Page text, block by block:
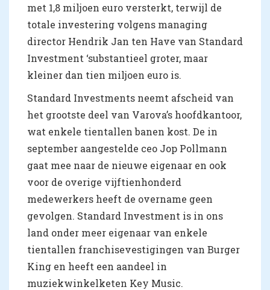
met 1,8 miljoen euro versterkt, terwijl de
totale investering volgens managing
director Hendrik Jan ten Have van Standard
Investment ‘substantieel groter, maar
kleiner dan tien miljoen euro is.
Standard Investments neemt afscheid van
het grootste deel van Varova’s hoofdkantoor,
wat enkele tientallen banen kost. De in
september aangestelde ceo Jop Pollmann
gaat mee naar de nieuwe eigenaar en ook
voor de overige vijftienhonderd
medewerkers heeft de overname geen
gevolgen. Standard Investment is in ons
land onder meer eigenaar van enkele
tientallen franchisevestigingen van Burger
King en heeft een aandeel in
muziekwinkelketen Key Music.